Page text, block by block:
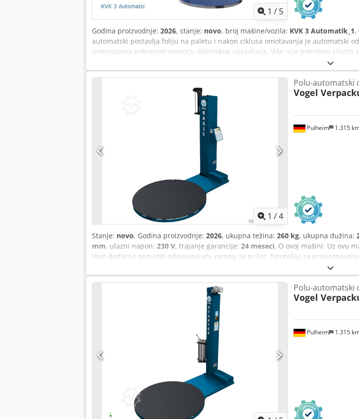
1 / 5
Godina proizvodnje: 2026, stanje: novo, broj mašine/vozila: KVK 3 Automatik_1,
automatski postavlja foliju na paletu i nakon ciklusa omotavanja je automatski
jednostavno pokrenuti pomoću daljinskog upravljača. Više nije potrebno
Takođe je opremljen predistizačem od 250%, što vam omogućava da od 1m
smanjujete potrošnju materijala. Minimalna napetost aplikacije sprečava da
modela je 700 kg, što ga čini veoma stabilnim, a namenjen je za terete do
standardno može omotavati palete do 2400 mm visine. Sa podesivim
kojom se upravlja potenciometrom, automatsko omotavanje možete idealno
(fotoćelijom) je standardna oprema, kao i podešavanje broja omotaja na vrhu i
„gore-dole” (ukršteno omotavanje), kao i „vodootporno“ omotavanje. Po
omotač privremeno premestite na drugo mesto, lako se može podići i
odgovarajuće rampe za pristup i fotoćelije za prepoznavanje tamne robe ili
omotavanja (do 3200 mm). Djdpfezr Hl Ujx Aansck Ovaj model je naša jasna
od 30 paleta, a želite da folija bude automatski postavljena i odsečena. Za
1 /4
Pulheim 1.315
Polu-automatski
Vogel
Stanje: novo, Godina proizvodnje: 2026, ukupna težina: 260 kg, ukupna dužina:
mm, ulazni napon: 230 V, trajanje garancije: 24 meseci, O ovoj mašini: Uz ovu
Vam dodatno ponuditi odgovarajuću rampu za prilaz, fotoćeliju za
Naš paletari paleta „Basic“ je poluautomatski mašina za stretch foliju
potpuno ujednačene rezultate i time isključuje „faktor čoveka“. Sa
Vašim potrebama i memorisanje u programima. U okviru tih programa
Takođe se za svaki program mogu sačuvati parametri omotavanja gornjeg i
kreirati individualne programe za savršene rezultate omotavanja. Dcodozr
do 1200 kg. Naš Basic model poseduje obrtni sto prečnika 1500 mm i
prepoznavanje paleta (preko fotoćelije) je standard, kao i podešavanje
na drugo mesto, lako se može podići i premeštati viljuškarom zahvaljujući
povoljan paletari paleta koji se može prilagoditi Vašim potrebama. O nama:
isporučuje naručenu robu – partner može više: pomaže Vam da pronađete
na raspolaganju i u slučaju problema i izazova! To je naše uverenje. Već više
srednjim preduzećima za rešenja u vezi sa stretch folijom i lepljenjem. Po želji
optimalno rešenje za Vaše zahteve!
Pulheim 1.315
Polu-automatski
Vogel